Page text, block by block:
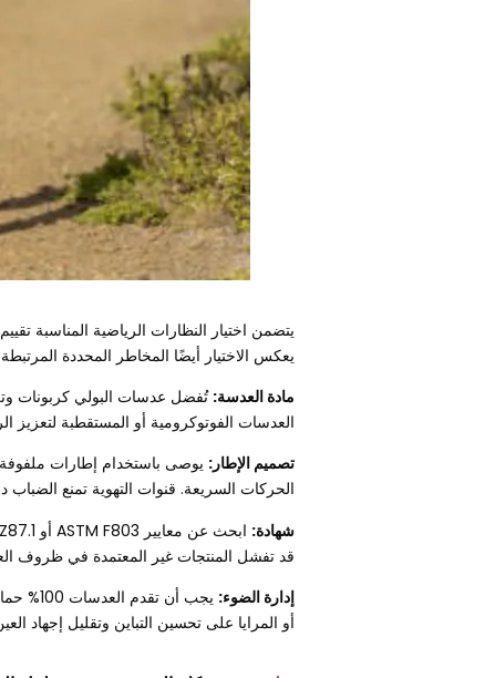
يتضمن اختيار النظارات الرياضية المناسبة
يعكس الاختيار أيضًا المخاطر المحددة
مادة العدسة: تُفضل عدسات البولي كربونات
العدسات الفوتوكرومية أو المستقطبة لتعزيز
تصميم الإطار: يوصى باستخدام إطارات ملفوفة
الحركات السريعة. قنوات التهوية تمنع
شهادة:
قد تفشل المنتجات غير المعتمدة في ظروف
إدارة الضوء:
يجب أن
أو المرايا على تحسين التباين وتقليل إجهاد